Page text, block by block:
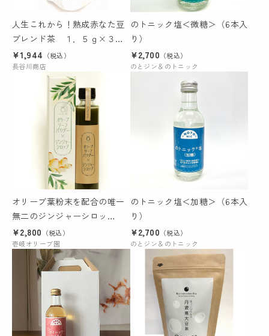
人生これから！熟成赤なた豆
ブレンド茶 １．５ｇ×３０
袋 （テトラタグ付ティーバ
ッグ）
¥1,944 （税込）
長谷川商店
のトニック塩＜微糖＞（6本入
り）
¥2,700 （税込）
のとジン＆のトニック
オリーブ葉粉末を配合の唯一
無二のジンジャーシロッ
プ！ 冬はホットであったま
る～夏は炭酸割でサッパリと
（希釈タイプ）２００ml
¥2,800 （税込）
壱岐オリーブ園
のトニック塩＜加糖＞（6本入
り）
¥2,700 （税込）
のとジン＆のトニック